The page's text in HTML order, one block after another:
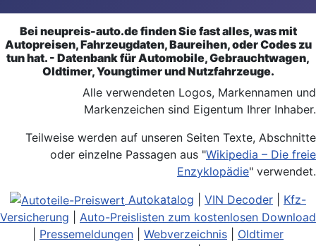
Bei neupreis-auto.de finden Sie fast alles, was mit
Autopreisen, Fahrzeugdaten, Baureihen, oder Codes zu
tun hat. - Datenbank für Automobile, Gebrauchtwagen,
Oldtimer, Youngtimer und Nutzfahrzeuge.
Alle verwendeten Logos, Markennamen und
Markenzeichen sind Eigentum Ihrer Inhaber.
Teilweise werden auf unseren Seiten Texte, Abschnitte
oder einzelne Passagen aus "Wikipedia – Die freie
Enzyklopädie" verwendet.
Autokatalog
VIN Decoder
Kfz-
Versicherung
Auto-Preislisten zum kostenlosen Download
Pressemeldungen Webverzeichnis
Oldtimer